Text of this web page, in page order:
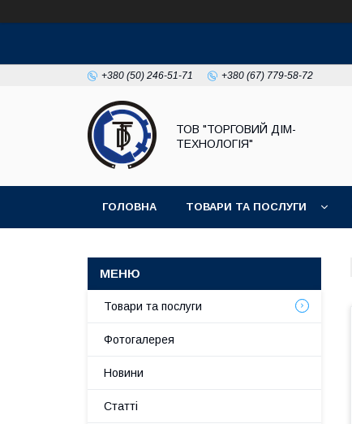
+380 (50) 246-51-71 +380 (67) 779-58-72
ТОВ "ТОРГОВИЙ ДІМ-
ТЕХНОЛОГІЯ"
ГОЛОВНА ТОВАРИ ТА ПОСЛУГИ
Товари та послуги
Фотогалерея
Новини
Статті